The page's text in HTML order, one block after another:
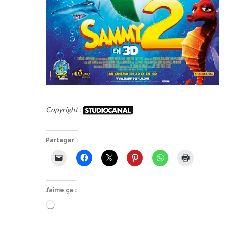
Copyright:
Partager :
J’aime ça :
Chargement…